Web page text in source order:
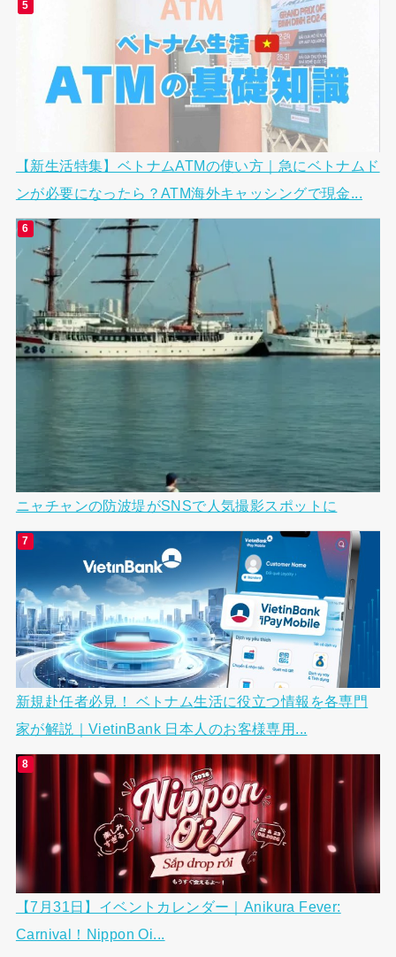
【新生活特集】ベトナムATMの使い方｜急にベトナムド
ンが必要になったら？ATM海外キャッシングで現金...
ニャチャンの防波堤がSNSで人気撮影スポットに
新規赴任者必見！ ベトナム生活に役立つ情報を各専門
家が解説｜VietinBank 日本人のお客様専用...
【7月31日】イベントカレンダー｜Anikura Fever:
Carnival！Nippon Oi...